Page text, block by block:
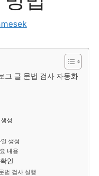
글 문법 검사 자동화
성
생성
내용
인
법 검사 실행